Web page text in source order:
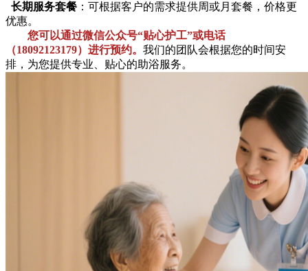
长期服务套餐 ：可根据客户的需求提供周或月套餐，价格更
优惠。
您可以通过微信公众号“贴心护工”或电话
（18092123179）进行预约。 我们的团队会根据您的时间安
排，为您提供专业、贴心的助浴服务。